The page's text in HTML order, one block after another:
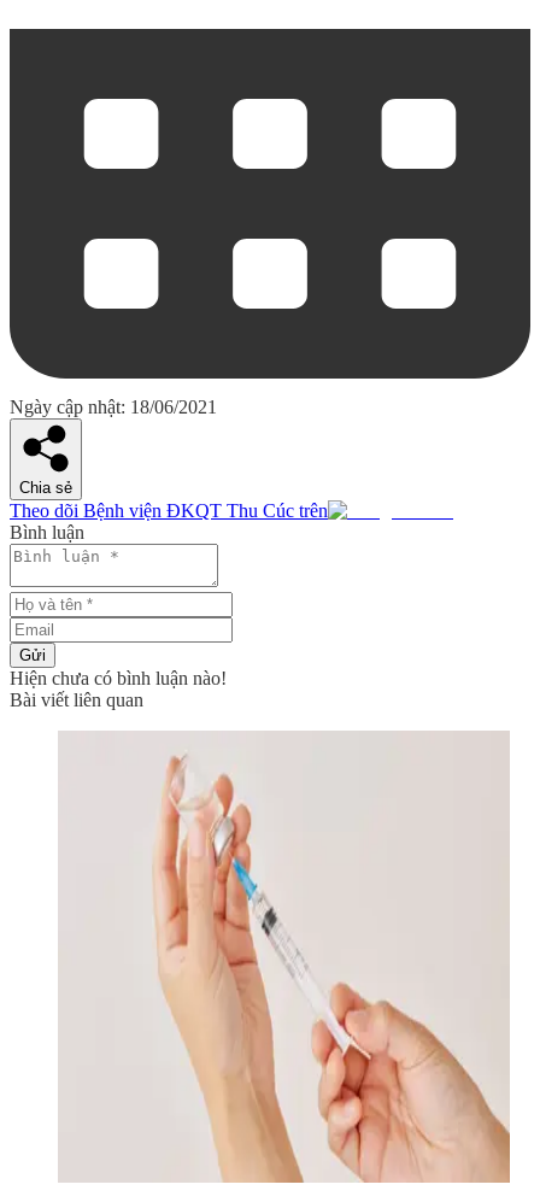
Ngày cập nhật: 18/06/2021
Chia sẻ
Theo dõi Bệnh viện ĐKQT Thu Cúc trên
Bình luận
Gửi
Hiện chưa có bình luận nào!
Bài viết liên quan